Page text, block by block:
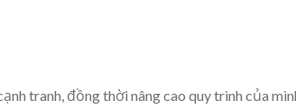
tranh, đồng thời nâng cao quy trình của